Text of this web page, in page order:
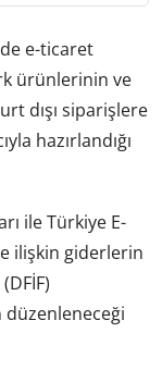
e-ticaret
ürünlerinin ve
dışı siparişlere
hazırlandığı
ile Türkiye E-
ilişkin giderlerin
düzenleneceği